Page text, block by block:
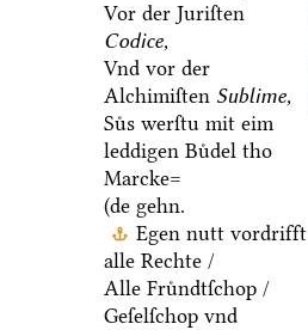
Vor der Juriſten
Codice,
Vnd vor der
Alchimiſten Sublime,
Suͤs werſtu mit eim
leddigen Buͤdel tho
Marcke=
(de gehn.
Egen nutt vordrifft
alle Rechte /
Alle Fruͤndtſchop /
Geſelſchop vnd